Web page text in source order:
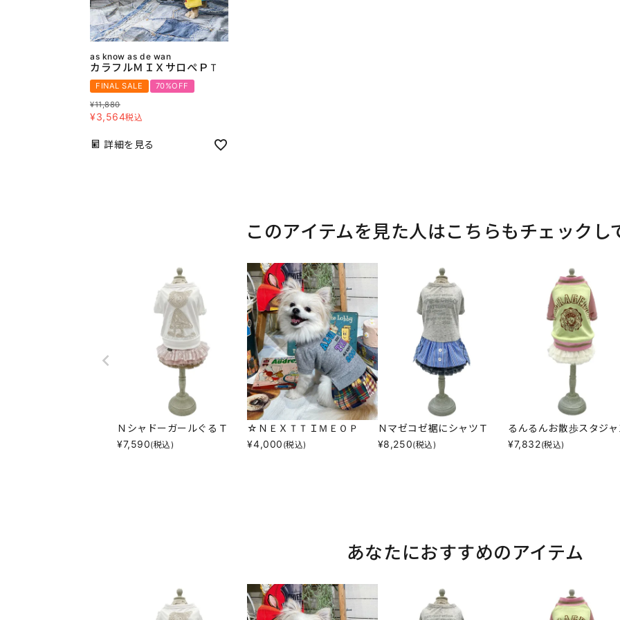
as know as de wan
カラフルＭＩＸサロぺＰＴ
FINAL SALE
70%OFF
¥11,880
¥3,564税込
詳細を見る
このアイテムを見た人はこちらもチェックし
ＮシャドーガールぐるＴ
¥7,590(税込)
☆ＮＥＸＴＴＩＭＥＯＰ
¥4,000 (税込)
Ｎマゼコゼ裾にシャツＴ
¥8,250(税込)
るんるんお散歩スタジ
¥7,832(税込)
あなたにおすすめのアイテム